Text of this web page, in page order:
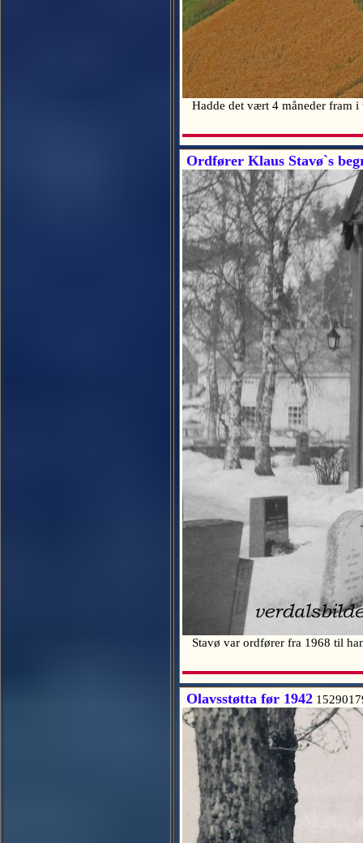
Hadde det vært 4 måneder fram
Ordfører Klaus Stavø`s
Stavø var ordfører fra 1968 til
Olavsstøtta før 1942